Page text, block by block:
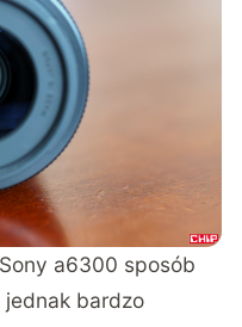
a6300 sposób
jednak bardzo